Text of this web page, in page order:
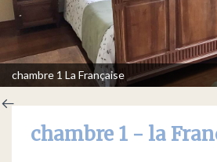
chambre 1 La Française
chambre 1 - la